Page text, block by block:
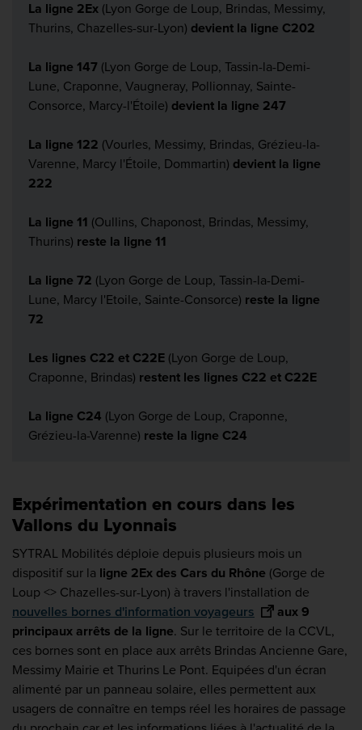
La ligne 2Ex (Lyon Gorge de Loup, Brindas, Messimy,
Thurins, Chazelles-sur-Lyon) devient la ligne C202
La ligne 147 (Lyon Gorge de Loup, Tassin-la-Demi-
Lune, Craponne, Vaugneray, Pollionnay, Sainte-
Consorce, Marcy-l'Étoile) devient la ligne 247
La ligne 122 (Vourles, Messimy, Brindas, Grézieu-la-
Varenne, Marcy l'Étoile, Dommartin) devient la ligne
222
La ligne 11 (Oullins, Chaponost, Brindas, Messimy,
Thurins) reste la ligne 11
La ligne 72 (Lyon Gorge de Loup, Tassin-la-Demi-
Lune, Marcy l'Etoile, Sainte-Consorce) reste la ligne
72
Les lignes C22 et C22E (Lyon Gorge de Loup,
Craponne, Brindas) restent les lignes C22 et C22E
La ligne C24 (Lyon Gorge de Loup, Craponne,
Grézieu-la-Varenne) reste la ligne C24
Expérimentation en cours dans les
Vallons du Lyonnais
SYTRAL Mobilités déploie depuis plusieurs mois un
dispositif sur la ligne 2Ex des Cars du Rhône (Gorge de
Loup <> Chazelles-sur-Lyon) à travers l'installation de
nouvelles bornes d'information voyageurs
aux 9
principaux arrêts de la ligne. Sur le territoire de la CCVL,
ces bornes sont en place aux arrêts Brindas Ancienne Gare,
Messimy Mairie et Thurins Le Pont. Equipées d'un écran
alimenté par un panneau solaire, elles permettent aux
usagers de connaître en temps réel les horaires de passage